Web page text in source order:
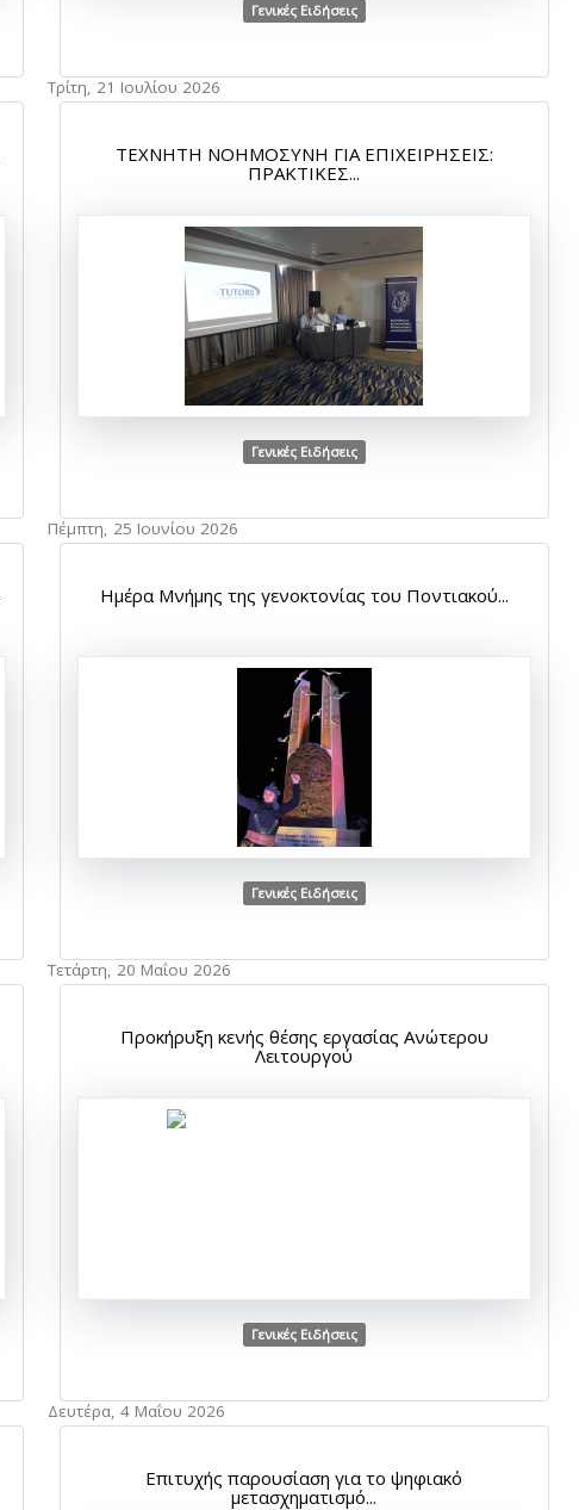
Γενικές Ειδήσεις
Τρίτη, 21 Ιουλίου 2026
ΤΕΧΝΗΤΗ ΝΟΗΜΟΣΥΝΗ ΓΙΑ ΕΠΙΧΕΙΡΗΣΕΙΣ:
ΠΡΑΚΤΙΚΕΣ...
Γενικές Ειδήσεις
Πέμπτη, 25 Ιουνίου 2026
Ημέρα Μνήμης της γενοκτονίας του Ποντιακού...
Γενικές Ειδήσεις
Τετάρτη, 20 Μαΐου 2026
Προκήρυξη κενής θέσης εργασίας Ανώτερου
Λειτουργού
Γενικές Ειδήσεις
Δευτέρα, 4 Μαΐου 2026
Επιτυχής παρουσίαση για το ψηφιακό
μετασχηματισμό...